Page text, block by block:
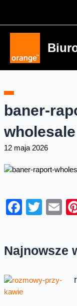
baner-
wholesale
12 maja 2026
Najnowsze